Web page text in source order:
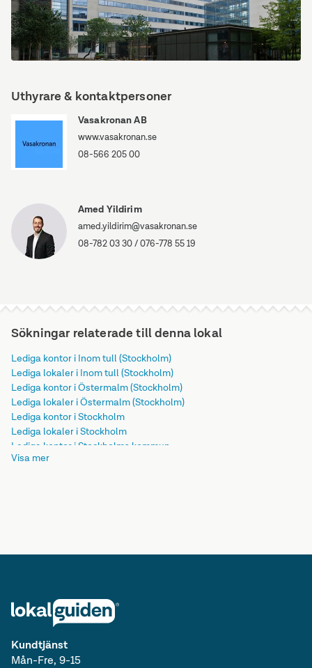
Linnégatan
Uthyrare & kontaktpersoner
Vasakronan AB
www.vasakronan.se
08-566 205 00
Amed Yildirim
amed.yildirim@vasakronan.se
08-782 03 30/076-778 55 19
Sökningar relaterade till denna lokal
Lediga kontor i Inom tull (Stockholm)
Lediga lokaler i Inom tull (Stockholm)
Lediga kontor i Östermalm (Stockholm)
Lediga lokaler i Östermalm (Stockholm)
Lediga kontor i Stockholm
Lediga lokaler i Stockholm
Lediga kontor i Stockholms kommun
Lediga lokaler i Stockholms kommun
Visa mer
Kundtjänst
Mån-Fre, 9-15